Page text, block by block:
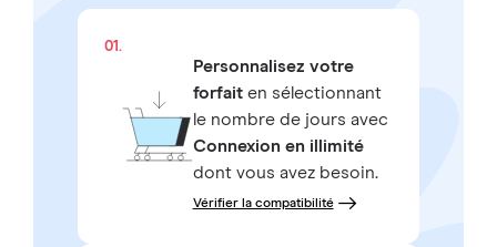
01.
Personnalisez votre
forfaiten sélectionnant
le nombre de jours avec
Connexion en illimité
dont vous avez besoin.
Vérifier la compatibilité